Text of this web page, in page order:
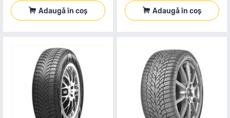
Adaugă în coș Adaugă în coș